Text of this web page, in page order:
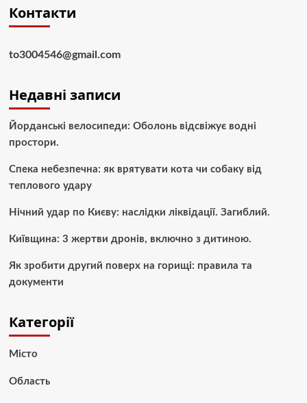
Контакти
to3004546@gmail.com
Недавні записи
Йорданські велосипеди: Оболонь відсвіжує водні
простори.
Спека небезпечна: як врятувати кота чи собаку від
теплового удару
Нічний удар по Києву: наслідки ліквідації. Загиблий.
Київщина: 3 жертви дронів, включно з дитиною.
Як зробити другий поверх на горищі: правила та
документи
Категорії
Місто
Область